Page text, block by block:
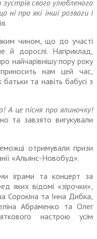
свого улюбленого
ні про які інші розваги і
чином, що до участі
й дорослі. Наприклад,
найчарівнішу пору року
нам цей час,
батьки та навіть бабусі з
А це пісня про ялиночку!
та завзято вигукували
отримували призи
«Альянс-Новобуд».
іграми та концерт за
яких відомі «зірочки»,
Сорокіна та Інна Дибка,
Абра­менко та Олег
настрою усім